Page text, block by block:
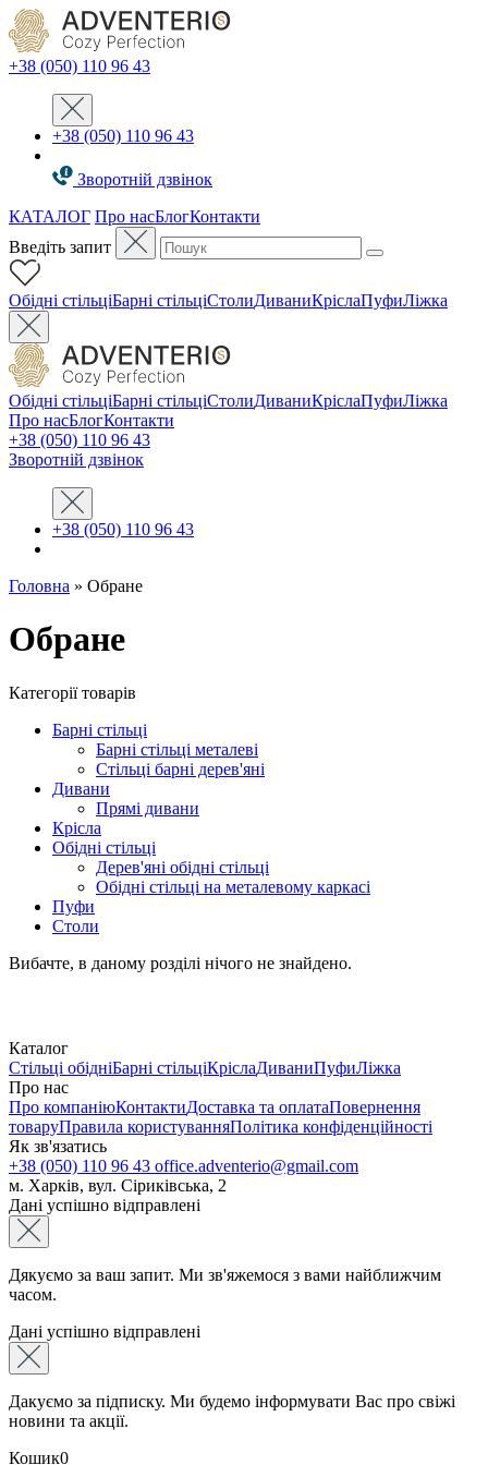
+38 (050) 110 96 43
+38 (050) 110 96 43
Зворотній дзвінок
КАТАЛОГ Про насБлогКонтакти
Введіть запит
Oбідні стільціБарні стільціСтолиДиваниКріслаПуфиЛіжка
Oбідні стільціБарні стільціСтолиДиваниКріслаПуфиЛіжка
Про насБлогКонтакти
+38 (050) 110 96 43
Зворотній дзвінок
+38 (050) 110 96 43
Головна » Обране
Обране
Категорії товарів
Барні стільці
Барні стільці металеві
Стільці барні дерев'яні
Дивани
Прямі дивани
Крісла
Обідні стільці
Дерев'яні обідні стільці
Oбідні стільці на металевому каркасі
Пуфи
Столи
Вибачте, в даному розділі нічого не знайдено.
Каталог
Стільці обідніБарні стільціКріслаДиваниПуфиЛіжка
Про нас
Про компаніюКонтактиДоставка та оплатаПовернення
товаруПравила користуванняПолітика конфіденційності
Як зв'язатись
+38 (050) 110 96 43 office.adventerio@gmail.com
м. Харків, вул. Сіриківська, 2
Дані успішно відправлені
Дякуємо за ваш запит. Ми зв'яжемося з вами найближчим
часом.
Дані успішно відправлені
Дакуємо за підписку. Ми будемо інформувати Вас про свіжі
новини та акції.
Кошик0